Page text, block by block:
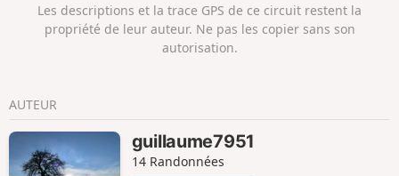
Les descriptions et la trace GPS de ce circuit restent la
propriété de leur auteur. Ne pas les copier sans son
autorisation.
AUTEUR
guillaume7951
14 Randonnées